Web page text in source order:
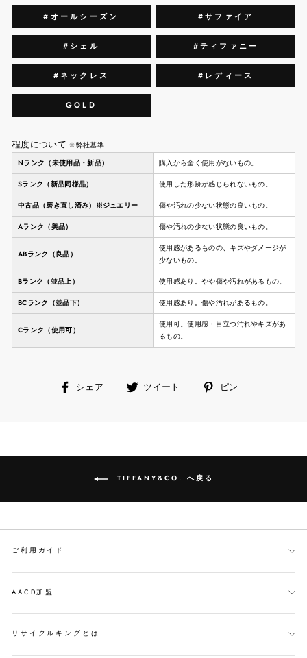
#オールシーズン #サファイア
#シェル #ティファニー
#ネックレス #レディース
GOLD
程度について ※弊社基準
Nランク（未使用品・新品）
購入から全く使用がないもの。
Sランク（新品同様品） 使用した形跡が感じられないもの。
中古品（磨き直し済み）※ジュエリー 傷や汚れの少ない状態の良いもの。
Aランク（美品） 傷や汚れの少ない状態の良いもの。
ABランク（良品）
使用感があるものの、キズやダメージが
少ないもの。
Bランク（並品上） 使用感あり。やや傷や汚れがあるもの。
BCランク（並品下） 使用感あり。傷や汚れがあるもの。
Cランク（使用可）
使用可。使用感・目立つ汚れやキズがあ
るもの。
シェア
facebook
る
ツイート ピン
TIFFANY&CO. へ戻る
ご利用ガイド
AACD加盟
リサイクルキングとは